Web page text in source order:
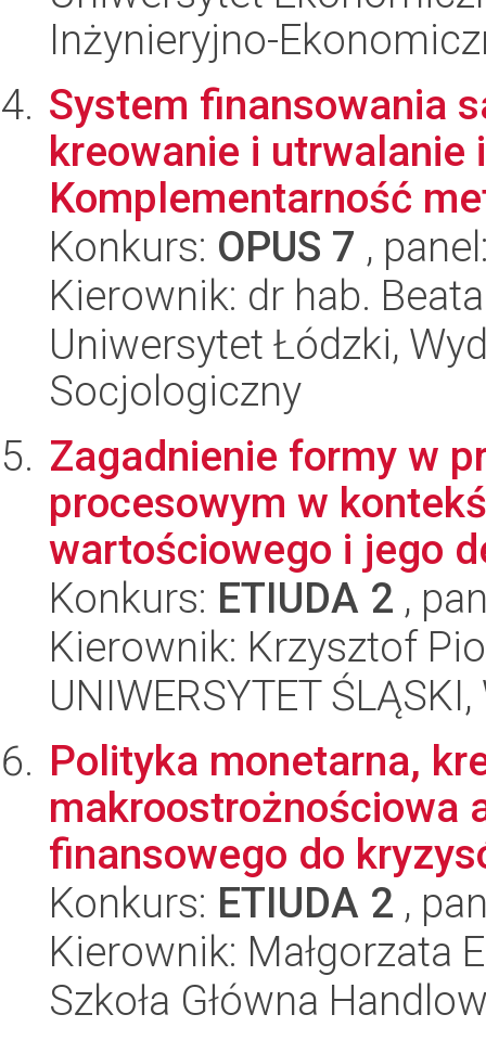
Inżynieryjno-
System finansowania
kreowanie i
Komplementarność
Konkurs: OPUS 7 ,
Kierownik: dr hab.
Uniwersytet Łódzki,
Socjologiczny
Zagadnienie formy w
procesowym w
wartościowego i jego
Konkurs: ETIUDA 2 ,
Kierownik: Krzysztof
UNIWERSYTET
Polityka monetarna,
makroostrożnościowa
finansowego do
Konkurs: ETIUDA 2 ,
Kierownik: Małgorzata
Szkoła Główna